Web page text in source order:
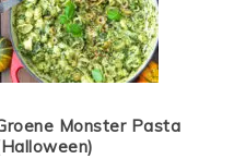
Monster Pasta